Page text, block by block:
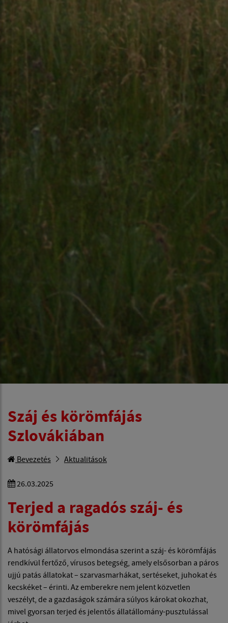
Száj és körömfájás
Szlovákiában
Bevezetés Aktualitások
26.03.2025
Terjed a ragadós száj- és
körömfájás
A hatósági állatorvos elmondása szerint a száj- és körömfájás
rendkívül fertőző, vírusos betegség, amely elsősorban a páros
ujjú patás állatokat – szarvasmarhákat, sertéseket, juhokat és
kecskéket – érinti. Az emberekre nem jelent közvetlen
veszélyt, de a gazdaságok számára súlyos károkat okozhat,
mivel gyorsan terjed és jelentős állatállomány-pusztulással